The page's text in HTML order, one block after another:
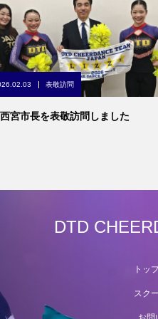
表敬訪問
西宮市長を表敬訪問しました
DTD
トッ
スク